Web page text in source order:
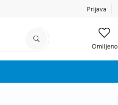
Prijava
Omiljeno